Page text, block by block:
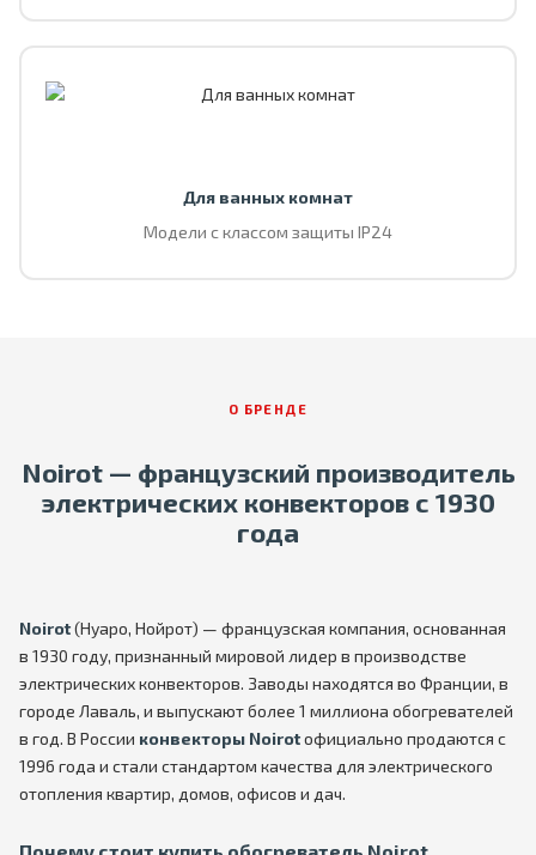
Для ванных комнат
Модели с классом защиты IP24
О БРЕНДЕ
Noirot — французский производитель
электрических конвекторов с 1930
года
Noirot(Нуаро, Нойрот) — французская компания, основанная
в 1930 году, признанный мировой лидер в производстве
электрических конвекторов. Заводы находятся во Франции, в
городе Лаваль, и выпускают более 1 миллиона обогревателей
в год. В России конвекторы Noirotофициально продаются с
1996 года и стали стандартом качества для электрического
отопления квартир, домов, офисов и дач.